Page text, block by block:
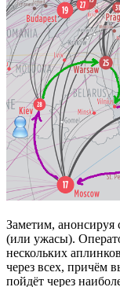
Заметим, анонсируя
(или ужасы).
нескольких
через всех, причём
пойдёт через